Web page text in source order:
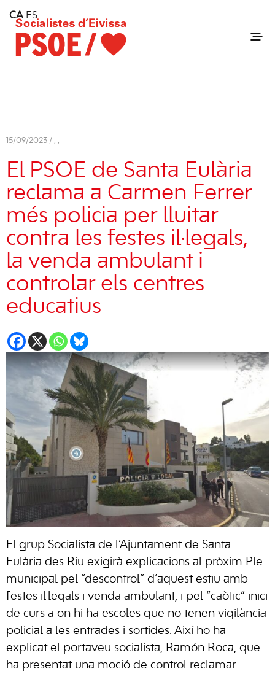
Consell Insular d'Eivissa
Services
Contact
15/09/2023 / , ,
El PSOE de Santa Eulària
reclama a Carmen Ferrer
més policia per lluitar
contra les festes il·legals,
la venda ambulant i
controlar els centres
educatius
El grup Socialista de l’Ajuntament de Santa
Eulària des Riu exigirà explicacions al pròxim Ple
municipal pel “descontrol” d’aquest estiu amb
festes il·legals i venda ambulant, i pel “caòtic” inici
de curs a on hi ha escoles que no tenen vigilància
policial a les entrades i sortides. Així ho ha
explicat el portaveu socialista, Ramón Roca, que
ha presentat una moció de control reclamar
CA ES